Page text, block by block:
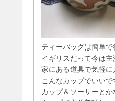
ティーバッグは簡単で
イギリスだって今は主
家にある道具で気軽に
こんなカップでいいで
カップ＆ソーサーと